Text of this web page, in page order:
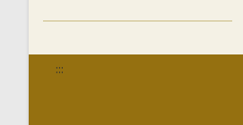
:::